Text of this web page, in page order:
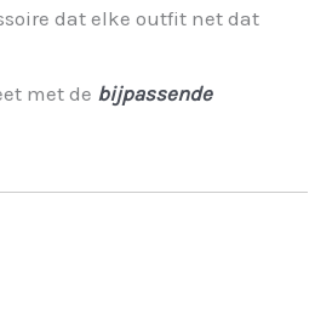
dat elke outfit net dat
met de bijpassende